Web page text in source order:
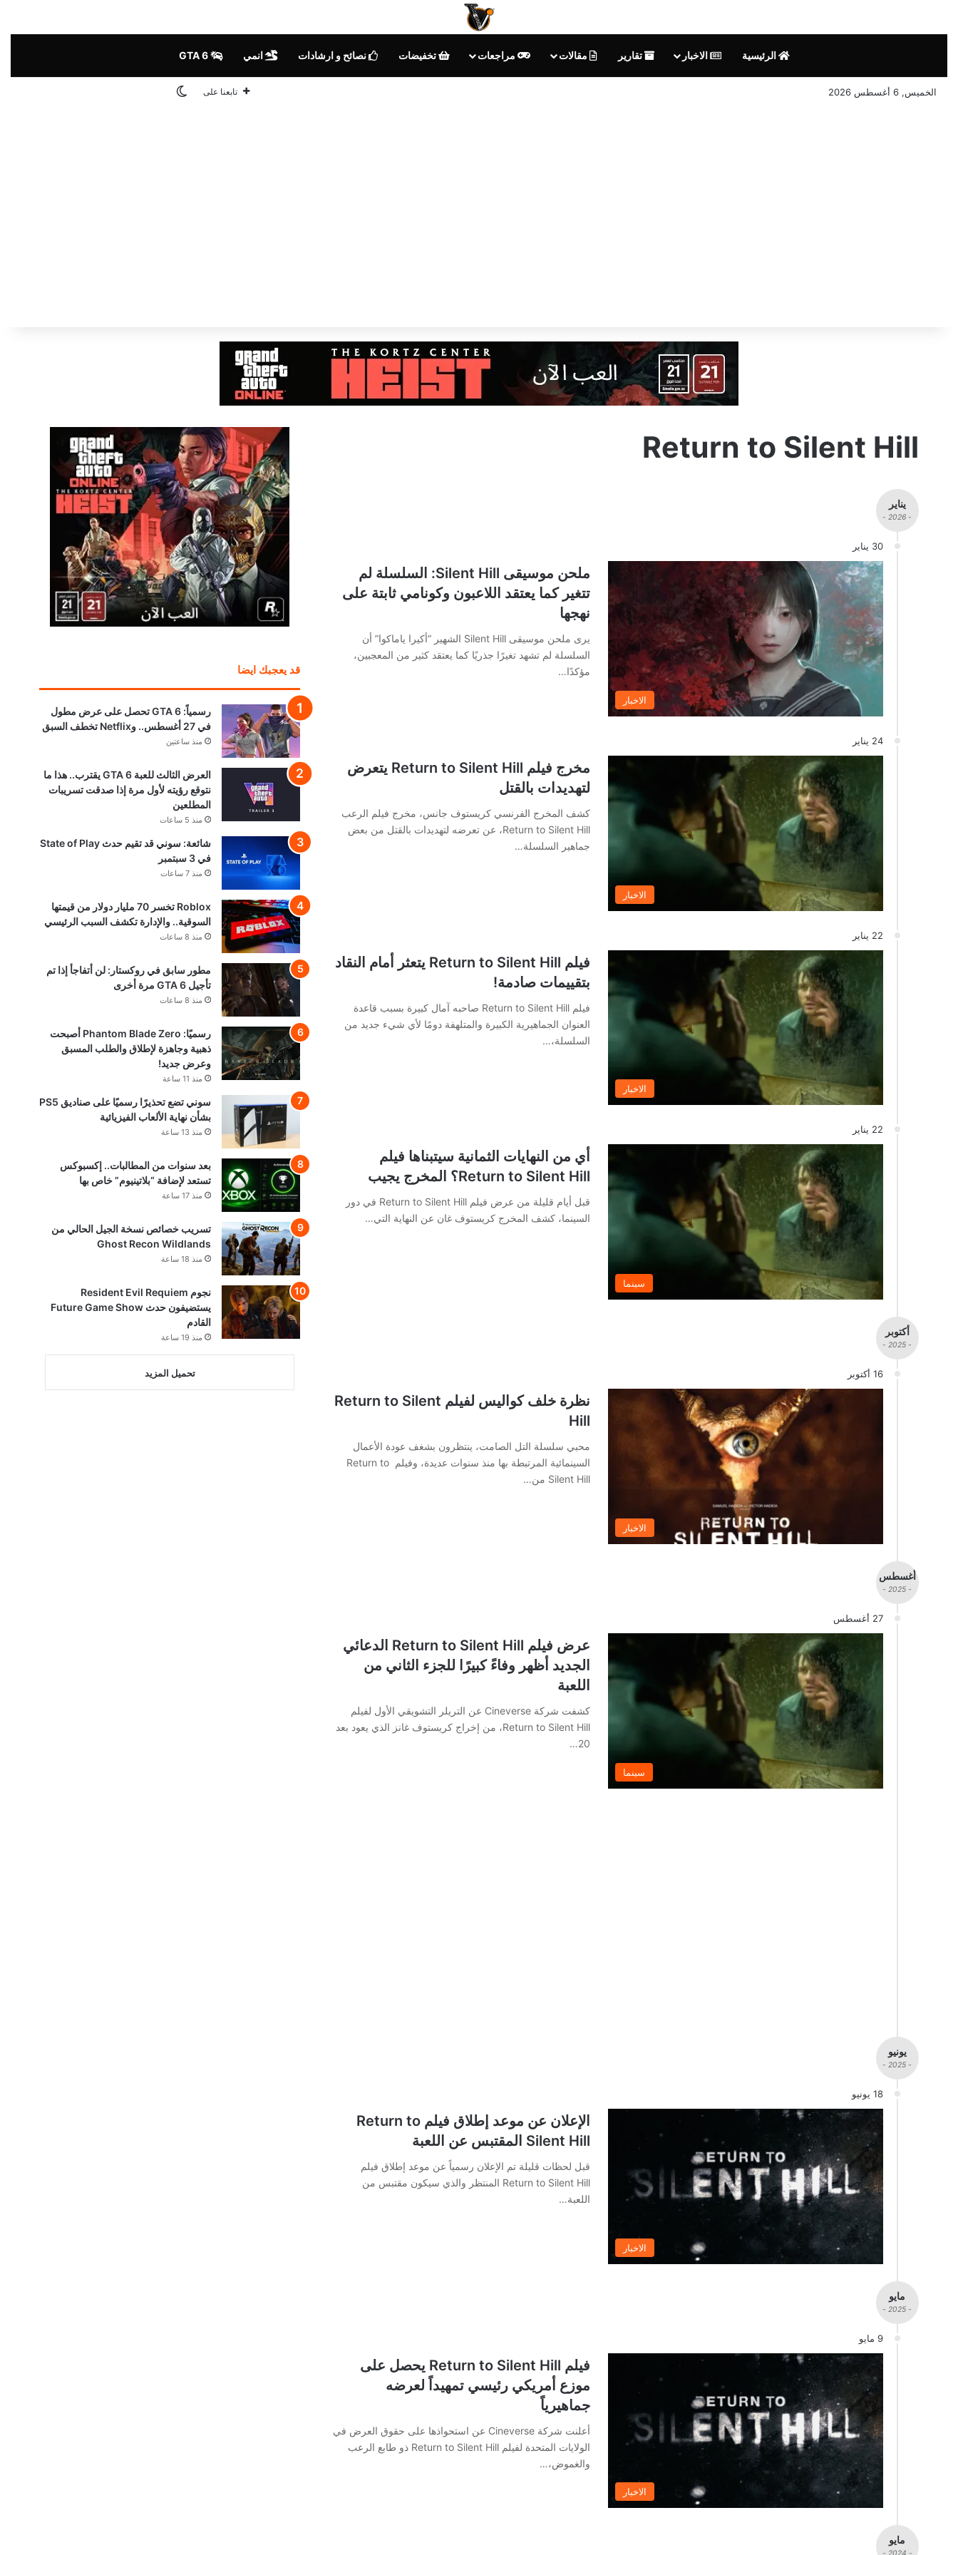
الرئيسية الاخبار تقارير مقالات مراجعات تخفيضات نصائح و ارشادات انمي
الخميس, 6 أغسطس 2026 تابعنا على الوضع المظلم
Return to Silent Hill
يناير
- 2026 -
30 يناير
الاخبار
ملحن موسيقى Silent Hill: السلسلة لم
تتغير كما يعتقد اللاعبون وكونامي ثابتة على
نهجها
يرى ملحن موسيقى Silent Hill الشهير “أكيرا ياماكوا” أن
السلسلة لم تشهد تغيرًا جذريًا كما يعتقد كثير من المعجبين،
مؤكدًا…
24 يناير
الاخبار
مخرج فيلم Return to Silent Hill يتعرض
لتهديدات بالقتل
كشف المخرج الفرنسي كريستوف جانس، مخرج فيلم الرعب
Return to Silent Hill، عن تعرضه لتهديدات بالقتل من بعض
جماهير السلسلة…
22 يناير
الاخبار
فيلم Return to Silent Hill يتعثر أمام النقاد
بتقييمات صادمة!
فيلم Return to Silent Hill صاحبه آمال كبيرة بسبب قاعدة
العنوان الجماهيرية الكبيرة والمتلهفة دومًا لأي شيء جديد من
السلسلة،…
22 يناير
سينما
أي من النهايات الثمانية سيتبناها فيلم
Return to Silent Hill؟ المخرج يجيب
قبل أيام قليلة من عرض فيلم Return to Silent Hill في دور
السينما، كشف المخرج كريستوف غان عن النهاية التي…
أكتوبر
- 2025 -
16 أكتوبر
الاخبار
نظرة خلف كواليس لفيلم Return to Silent
Hill
محبي سلسلة التل الصامت، ينتظرون بشغف عودة الأعمال
السينمائية المرتبطة بها منذ سنوات عديدة، وفيلم Return to
Silent Hill من…
أغسطس
- 2025 -
27 أغسطس
سينما
عرض فيلم Return to Silent Hill الدعائي
الجديد أظهر وفاءً كبيرًا للجزء الثاني من
اللعبة
كشفت شركة Cineverse عن التريلر التشويقي الأول لفيلم
Return to Silent Hill، من إخراج كريستوف غانز الذي يعود بعد
20…
يونيو
- 2025 -
18 يونيو
الاخبار
الإعلان عن موعد إطلاق فيلم Return to
Silent Hill المقتبس عن اللعبة
قبل لحظات قليلة تم الإعلان رسمياً عن موعد إطلاق فيلم
Return to Silent Hill المنتظر والذي سيكون مقتبس من
اللعبة…
مايو
- 2025 -
9 مايو
الاخبار
فيلم Return to Silent Hill يحصل على
موزع أمريكي رئيسي تمهيداً لعرضه
جماهيرياً
أعلنت شركة Cineverse عن استحواذها على حقوق العرض في
الولايات المتحدة لفيلم Return to Silent Hill ذو طابع الرعب
والغموض،…
مايو
قد يعجبك ايضا
رسمياً: GTA 6 تحصل على عرض مطول
في 27 أغسطس.. وNetflix تخطف السبق
منذ ساعتين
العرض الثالث للعبة GTA 6 يقترب.. هذا ما
نتوقع رؤيته لأول مرة إذا صدقت تسريبات
المطلعين
منذ 5 ساعات
شائعة: سوني قد تقيم حدث State of Play
في 3 سبتمبر
منذ 7 ساعات
Roblox تخسر 70 مليار دولار من قيمتها
السوقية.. والإدارة تكشف السبب الرئيسي
منذ 8 ساعات
مطور سابق في روكستار: لن أتفاجأ إذا تم
تأجيل GTA 6 مرة أخرى
منذ 8 ساعات
رسميًا: Phantom Blade Zero أصبحت
ذهبية وجاهزة لإطلاق والطلب المسبق
وعرض جديد!
منذ 11 ساعة
سوني تضع تحذيرًا رسميًا على صناديق PS5
بشأن نهاية الألعاب الفيزيائية
منذ 13 ساعة
بعد سنوات من المطالبات.. إكسبوكس
تستعد لإضافة “بلاتينيوم” خاص بها
منذ 17 ساعة
تسريب خصائص نسخة الجيل الحالي من
Ghost Recon Wildlands
منذ 18 ساعة
نجوم Resident Evil Requiem
يستضيفون حدث Future Game Show
القادم
منذ 19 ساعة
تحميل المزيد